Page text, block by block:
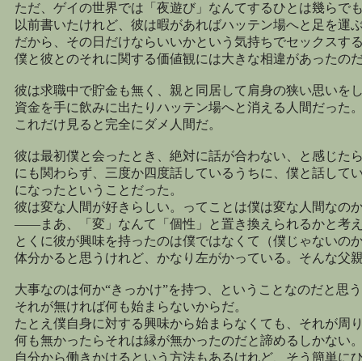
ただ、ゲイの世界では「夜遊び」なんてするひとは幾らで
以前書いたけれど、彼は暇があればハッテン場へと足を
だから、その日だけならいいかという気持ちでセックスす
僕と彼とのそれに関する価値観には大きな相違があったの
彼は求職中で貯金も無く、親と同居して肩身の狭い思いを
資金を手に飲みに出たりハッテン場へと消える人間だった
これだけ見ると完全にダメ人間だ。
彼は最初僕と会ったとき、絶対に話が合わない、と感じた
にも関わらず、三度か四度話しているうちに、僕と話して
になったということだった。
彼は変な人間が好きらしい。ってことは僕は変な人間なの
――まあ、「変」なんて「個性」と置き換えられるかと考
とくに彼が興味を持ったのは僕ではなくて（僕じゃないの
体分かると思うけれど、かなり左がかっている。そんな父
大事なのは何か“きっかけ”を持つ、ということなのだと思
それが無ければ何も始まらないからだ。
たとえ僕自身に対する興味から始まらなくても、それが周
何も無かったらそれは縁が無かったのだと諦めるしかない
自分から働きかけるという方法もあるけれど、そう簡単に